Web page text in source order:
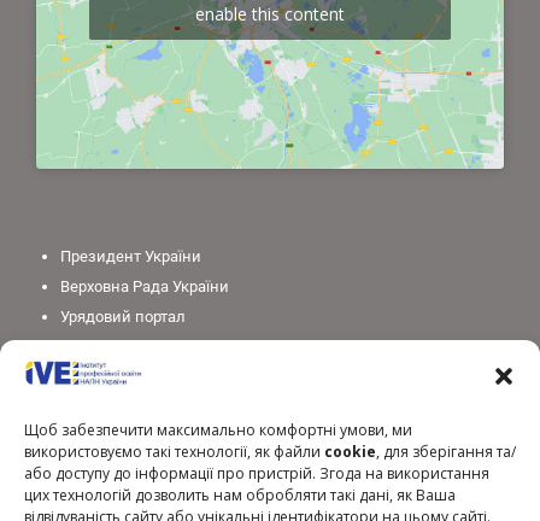
Щоб забезпечити максимально комфортні умови, ми
використовуємо такі технології, як файли cookie, для зберігання та/
або доступу до інформації про пристрій. Згода на використання
цих технологій дозволить нам обробляти такі дані, як Ваша
відвідуваність сайту або унікальні ідентифікатори на цьому сайті.
enable this content
Президент України
Верховна Рада України
Урядовий портал
Міністерство освіти і науки України